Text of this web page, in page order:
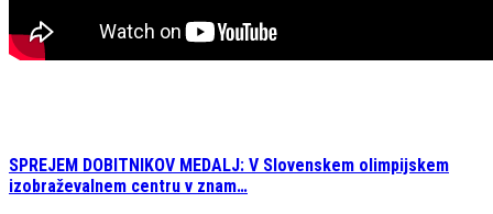
SPREJEM DOBITNIKOV MEDALJ: V Slovenskem olimpijskem
izobraževalnem centru v znam…